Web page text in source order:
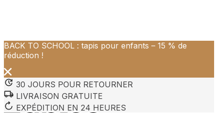
BACK TO SCHOOL : tapis pour enfants – 15 % de
réduction !
30 JOURS POUR RETOURNER
LIVRAISON GRATUITE
EXPÉDITION EN 24 HEURES
Nous utilisons des cookies pour personnaliser le contenu
Indispensables